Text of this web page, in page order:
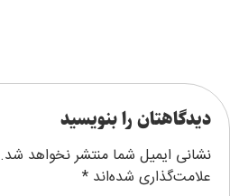
دیدگاهتان را بنویسید
نشانی ایمیل شما منتشر نخواهد شد.
علامت‌گذاری شده‌اند *